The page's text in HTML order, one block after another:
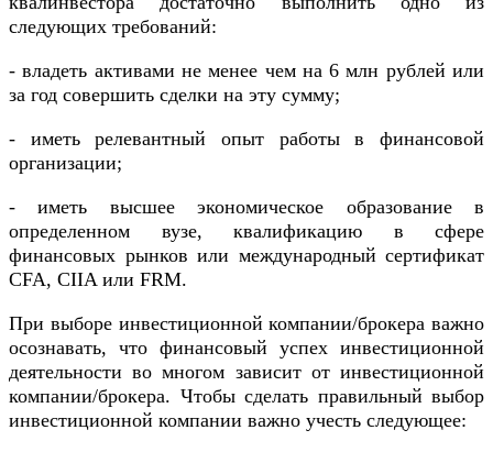
следующих требований:
- владеть активами не менее чем на 6 млн рублей или
за год совершить сделки на эту сумму;
- иметь релевантный опыт работы в финансовой
организации;
- иметь высшее экономическое образование в
определенном вузе, квалификацию в сфере
финансовых рынков или международный сертификат
CFA, CIIA или FRM.
При выборе инвестиционной компании/брокера важно
осознавать, что финансовый успех инвестиционной
деятельности во многом зависит от инвестиционной
компании/брокера. Чтобы сделать правильный выбор
инвестиционной компании важно учесть следующее: